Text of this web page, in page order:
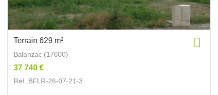
Terrain 629 m²
Balanzac (17600)
37 740 €
Réf. BFLR-26-07-21-3